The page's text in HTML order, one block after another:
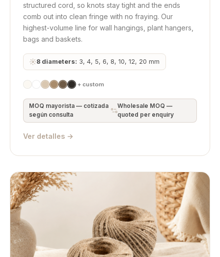
structured cord, so knots stay tight and the ends
comb out into clean fringe with no fraying. Our
highest-volume line for wall hangings, plant hangers,
bags and baskets.
8 diameters: 3, 4, 5, 6, 8, 10, 12, 20 mm
+ custom
MOQ mayorista — cotizada
según consulta
Wholesale MOQ —
quoted per enquiry
Ver detalles →